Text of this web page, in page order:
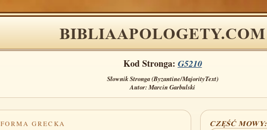
BIBLIAAPOLOGETY.COM
Kod Stronga: G5210
Słownik Stronga (Byzantine/MajorityText)
Autor: Marcin Garbulski
FORMA GRECKA CZĘŚĆ MOWY: